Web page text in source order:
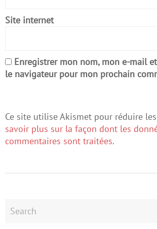
Site internet
Enregistrer mon nom, mon e-mail
le navigateur pour mon prochain
Ce site utilise Akismet pour réduire
savoir plus sur la façon dont les
commentaires sont traitées.